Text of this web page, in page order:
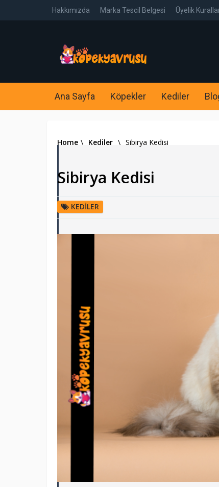
Hakkımızda Marka Tescil Belgesi Üyelik
Ana Sayfa Köpekler Kediler
Home \ Kediler \ Sibirya Kedisi
Sibirya Kedisi
KEDILER